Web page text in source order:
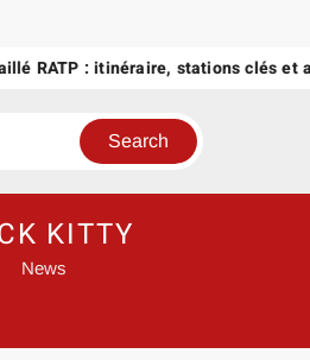
RATP : itinéraire, stations clés et
KITTY
News